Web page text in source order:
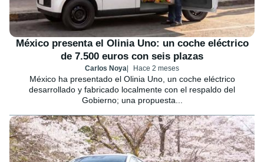
México presenta el Olinia Uno: un coche eléctrico
de 7.500 euros con seis plazas
Carlos Noya Hace 2 meses
México ha presentado el Olinia Uno, un coche eléctrico
desarrollado y fabricado localmente con el respaldo del
Gobierno; una propuesta...